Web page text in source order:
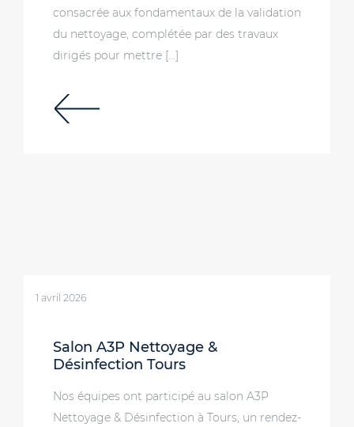
consacrée aux fondamentaux de la validation
du nettoyage, complétée par des travaux
dirigés pour mettre […]
1 avril 2026
Salon A3P Nettoyage &
Désinfection Tours
Nos équipes ont participé au salon A3P
Nettoyage & Désinfection à Tours, un rendez-